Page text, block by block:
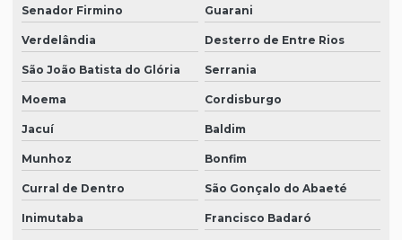
Senador Firmino Guarani
Verdelândia Desterro de Entre Rios
São João Batista do Glória Serrania
Moema Cordisburgo
Jacuí Baldim
Munhoz Bonfim
Curral de Dentro São Gonçalo do Abaeté
Inimutaba Francisco Badaró